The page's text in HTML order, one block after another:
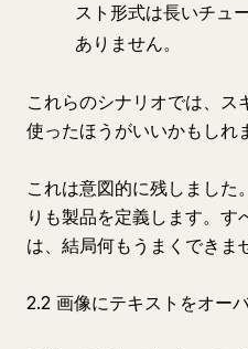
スト形式は長いチュ
ありません。
これらのシナリオでは、ス
使ったほうがいいかもしれ
これは意図的に残しました
りも製品を定義します。
は、結局何もうまくできま
2.2 画像にテキストをオー